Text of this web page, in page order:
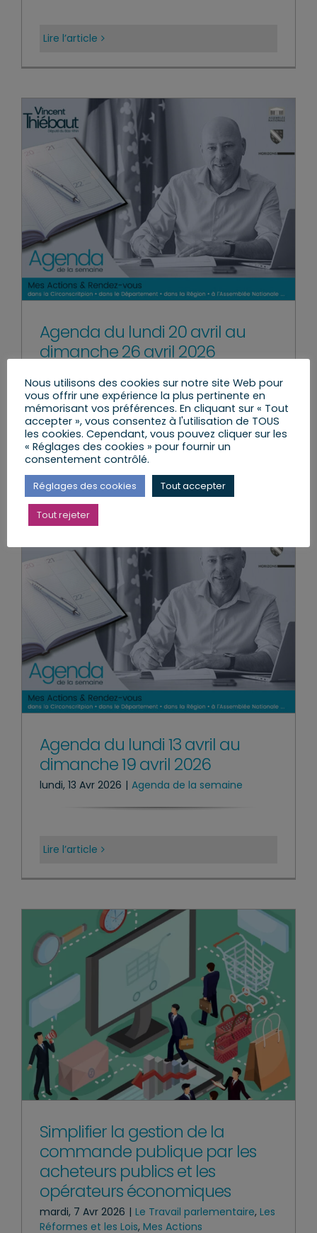
Lire l’article
Agenda du lundi 20 avril au
dimanche 26 avril 2026
Actions
Lire l’article
Agenda du lundi 13 avril au
dimanche 19 avril 2026
lundi, 13 Avr 2026 | Agenda de la semaine
Lire l’article
Simplifier la gestion de la
commande publique par les
acheteurs publics et les
opérateurs économiques
mardi, 7 Avr 2026 | Le Travail parlementaire, Les
Réformes et les Lois, Mes Actions
Nous utilisons des cookies sur notre site Web pour
vous offrir une expérience la plus pertinente en
mémorisant vos préférences. En cliquant sur « Tout
accepter », vous consentez à l'utilisation de TOUS
les cookies. Cependant, vous pouvez cliquer sur les
« Réglages des cookies » pour fournir un
consentement contrôlé.
Réglages des cookies Tout accepter
Tout rejeter